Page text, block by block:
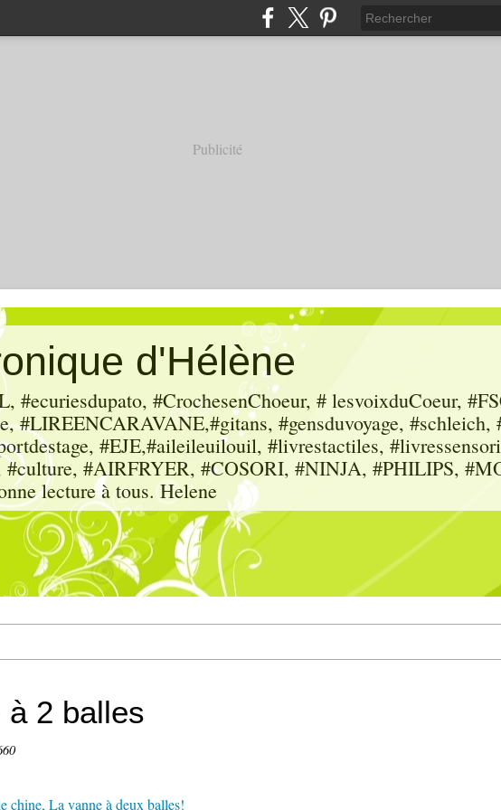
Publicité
d'Hélène
#ecuriesdupato, #CrochesenChoeur, # lesvoixduCoeur,
#LIREENCARAVANE,#gitans, #gensduvoyage, #schleich,
#EJE,#aileileuilouil, #livrestactiles,
#culture, #AIRFRYER, #COSORI, #NINJA, #PHILIPS,
lecture à tous. Helene
à 2 balles